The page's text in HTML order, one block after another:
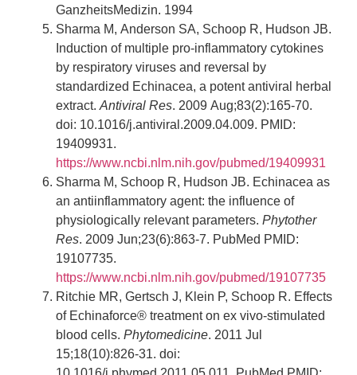
GanzheitsMedizin. 1994
Sharma M, Anderson SA, Schoop R, Hudson JB.
Induction of multiple pro-inflammatory cytokines
by respiratory viruses and reversal by
standardized Echinacea, a potent antiviral herbal
extract.Antiviral Res. 2009 Aug;83(2):165-70.
doi: 10.1016/j.antiviral.2009.04.009. PMID:
19409931.
https://www.ncbi.nlm.nih.gov/pubmed/19409931
Sharma M, Schoop R, Hudson JB. Echinacea as
an antiinflammatory agent: the influence of
physiologically relevant parameters. Phytother
Res. 2009 Jun;23(6):863-7. PubMed PMID:
19107735.
https://www.ncbi.nlm.nih.gov/pubmed/19107735
Ritchie MR, Gertsch J, Klein P, Schoop R. Effects
of Echinaforce® treatment on ex vivo-stimulated
blood cells. Phytomedicine. 2011 Jul
15;18(10):826-31. doi: